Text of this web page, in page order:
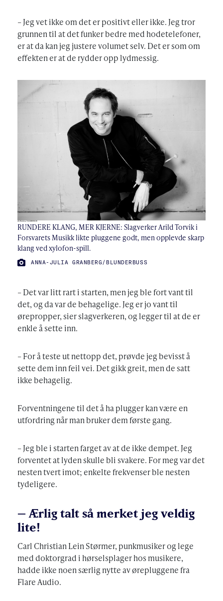
– Jeg vet ikke om det er positivt eller ikke. Jeg tror
grunnen til at det funker bedre med hodetelefoner,
er at da kan jeg justere volumet selv. Det er som om
effekten er at de rydder opp lydmessig.
RUNDERE KLANG, MER KJERNE: Slagverker Arild Torvik i
Forsvarets Musikk likte pluggene godt, men opplevde skarp
klang ved xylofon-spill.
FOTO:
ANNA-JULIA GRANBERG/BLUNDERBUSS
– Det var litt rart i starten, men jeg ble fort vant til
det, og da var de behagelige. Jeg er jo vant til
ørepropper, sier slagverkeren, og legger til at de er
enkle å sette inn.
– For å teste ut nettopp det, prøvde jeg bevisst å
sette dem inn feil vei. Det gikk greit, men de satt
ikke behagelig.
Forventningene til det å ha plugger kan være en
utfordring når man bruker dem første gang.
– Jeg ble i starten farget av at de ikke dempet. Jeg
forventet at lyden skulle bli svakere. For meg var det
nesten tvert imot; enkelte frekvenser ble nesten
tydeligere.
– Ærlig talt så merket jeg veldig
lite!
Carl Christian Lein Størmer, punkmusiker og lege
med doktorgrad i hørselsplager hos musikere,
hadde ikke noen særlig nytte av ørepluggene fra
Flare Audio.